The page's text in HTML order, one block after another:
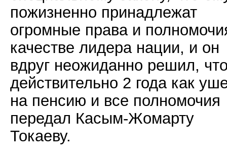
пожизненно принадлежат
огромные права и
качестве лидера нации, и он
вдруг неожиданно решил,
действительно 2 года как
на пенсию и все полномочия
передал Касым-Жомарту
Токаеву.